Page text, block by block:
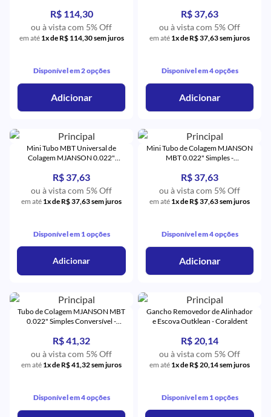
R$ 114,30
ou à vista com 5% Off
em até 1x de R$ 114,30 sem juros
Disponível em 2 opções
Adicionar
R$ 37,63
ou à vista com 5% Off
em até 1x de R$ 37,63 sem juros
Disponível em 4 opções
Adicionar
Mini Tubo MBT Universal de
Colagem MJANSON 0.022"
Orthometric
R$ 37,63
ou à vista com 5% Off
em até 1x de R$ 37,63 sem juros
Disponível em 1 opções
Adicionar
Mini Tubo de Colagem MJANSON
MBT 0.022" Simples -
R$ 37,63
ou à vista com 5% Off
em até 1x de R$ 37,63 sem juros
Disponível em 4 opções
Adicionar
Tubo de Colagem MJANSON MBT
0.022" Simples Conversível -
R$ 41,32
ou à vista com 5% Off
em até 1x de R$ 41,32 sem juros
Disponível em 4 opções
Gancho Removedor de Alinhador
e Escova Outklean - Coraldent
R$ 20,14
ou à vista com 5% Off
em até 1x de R$ 20,14 sem juros
Disponível em 1 opções